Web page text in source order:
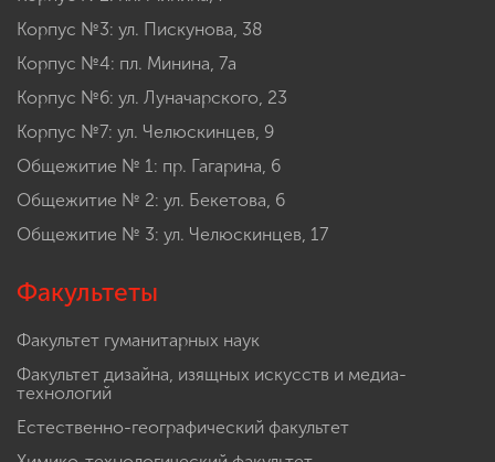
Корпус №3: ул. Пискунова, 38
Корпус №4: пл. Минина, 7а
Корпус №6: ул. Луначарского, 23
Корпус №7: ул. Челюскинцев, 9
Общежитие № 1: пр. Гагарина, 6
Общежитие № 2: ул. Бекетова, 6
Общежитие № 3: ул. Челюскинцев, 17
Факультеты
Факультет гуманитарных наук
Факультет дизайна, изящных искусств и медиа-
технологий
Естественно-географический факультет